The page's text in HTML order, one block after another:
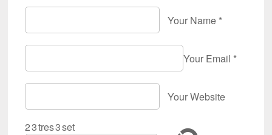
Your Name *
Your Email *
Your Website
23tres3set